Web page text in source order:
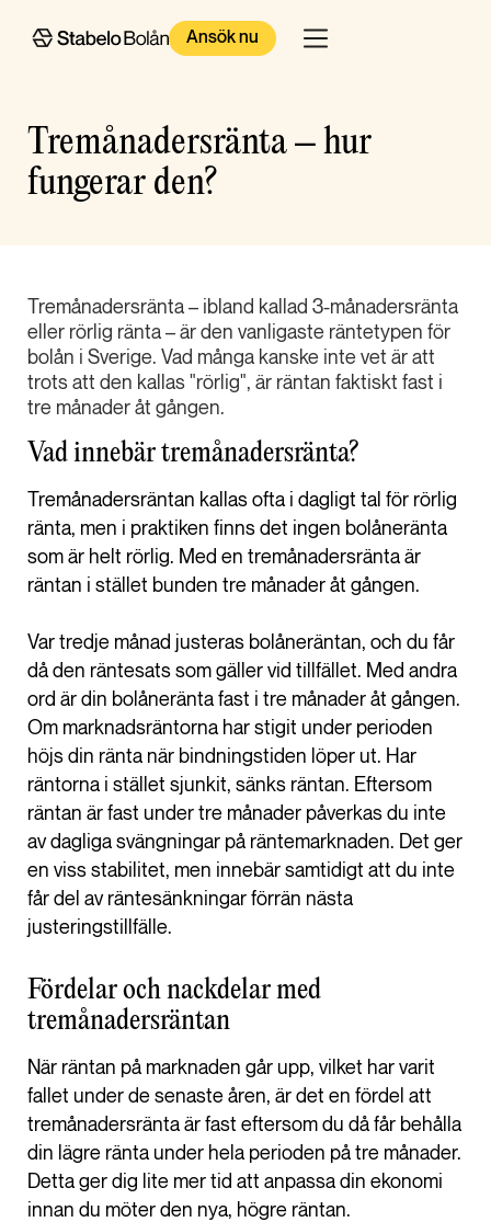
Ansök nu
Tremånadersränta – hur
fungerar den?
Tremånadersränta – ibland kallad 3-månadersränta
eller rörlig ränta – är den vanligaste räntetypen för
bolån i Sverige. Vad många kanske inte vet är att
trots att den kallas "rörlig", är räntan faktiskt fast i
tre månader åt gången.
Vad innebär tremånadersränta?
Tremånadersräntan kallas ofta i dagligt tal för rörlig
ränta, men i praktiken finns det ingen bolåneränta
som är helt rörlig. Med en tremånadersränta är
räntan i stället bunden tre månader åt gången.
Var tredje månad justeras bolåneräntan, och du får
då den räntesats som gäller vid tillfället. Med andra
ord är din bolåneränta fast i tre månader åt gången.
Om marknadsräntorna har stigit under perioden
höjs din ränta när bindningstiden löper ut. Har
räntorna i stället sjunkit, sänks räntan. Eftersom
räntan är fast under tre månader påverkas du inte
av dagliga svängningar på räntemarknaden. Det ger
en viss stabilitet, men innebär samtidigt att du inte
får del av räntesänkningar förrän nästa
justeringstillfälle.
Fördelar och nackdelar med
tremånadersräntan
När räntan på marknaden går upp, vilket har varit
fallet under de senaste åren, är det en fördel att
tremånadersränta är fast eftersom du då får behålla
din lägre ränta under hela perioden på tre månader.
Detta ger dig lite mer tid att anpassa din ekonomi
innan du möter den nya, högre räntan.